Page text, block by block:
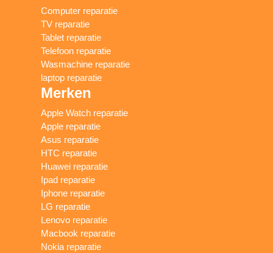
Computer reparatie
TV reparatie
Tablet reparatie
Telefoon reparatie
Wasmachine reparatie
laptop reparatie
Merken
Apple Watch reparatie
Apple reparatie
Asus reparatie
HTC reparatie
Huawei reparatie
Ipad reparatie
Iphone reparatie
LG reparatie
Lenovo reparatie
Macbook reparatie
Nokia reparatie